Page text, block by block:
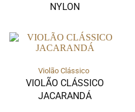
NYLON
Violão Clássico
VIOLÃO CLÁSSICO
JACARANDÁ